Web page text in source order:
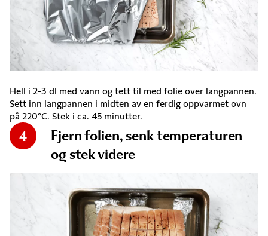
Hell i 2-3 dl med vann og tett til med folie over langpannen.
Sett inn langpannen i midten av en ferdig oppvarmet ovn
på 220°C. Stek i ca. 45 minutter.
4
Fjern folien, senk temperaturen
og stek videre